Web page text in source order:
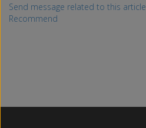
Send message related to this article
Recommend